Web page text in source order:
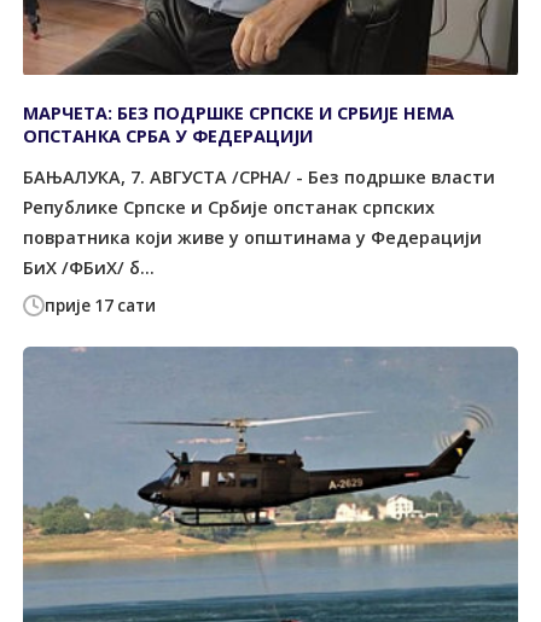
прије 17 сати
МАРЧЕТА: БЕЗ ПОДРШКЕ СРПСКЕ И СРБИЈЕ НЕМА
ОПСТАНКА СРБА У ФЕДЕРАЦИЈИ
БАЊАЛУКА, 7. АВГУСТА /СРНА/ - Без подршке власти
Републике Српске и Србије опстанак српских
повратника који живе у општинама у Федерацији
БиХ /ФБиХ/ б...